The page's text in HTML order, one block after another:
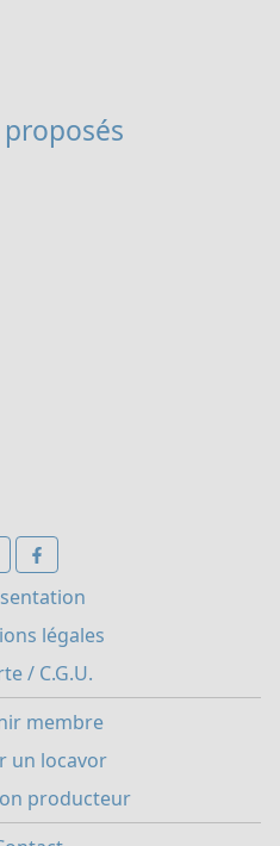
légales
/ C.G.U.
membre
un locavor
producteur